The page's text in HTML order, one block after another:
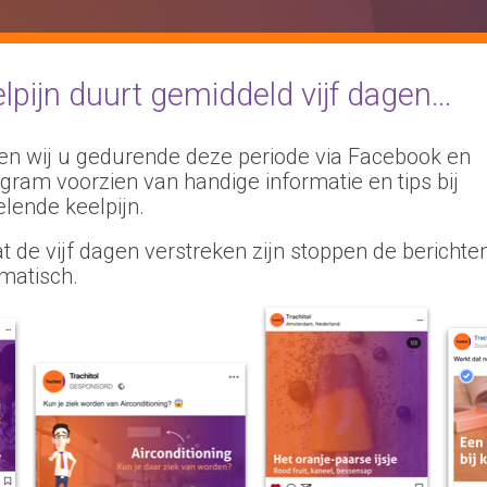
een vraag over Alle onderwerpen
Ben je vergeten Trachitol in
geen dubbele dosis
zuigtablet in te halen.
duurt gemiddeld vijf dagen…
wij u gedurende deze periode via Facebook en
voorzien van handige informatie en tips bij
keelpijn.
de vijf dagen verstreken zijn stoppen de